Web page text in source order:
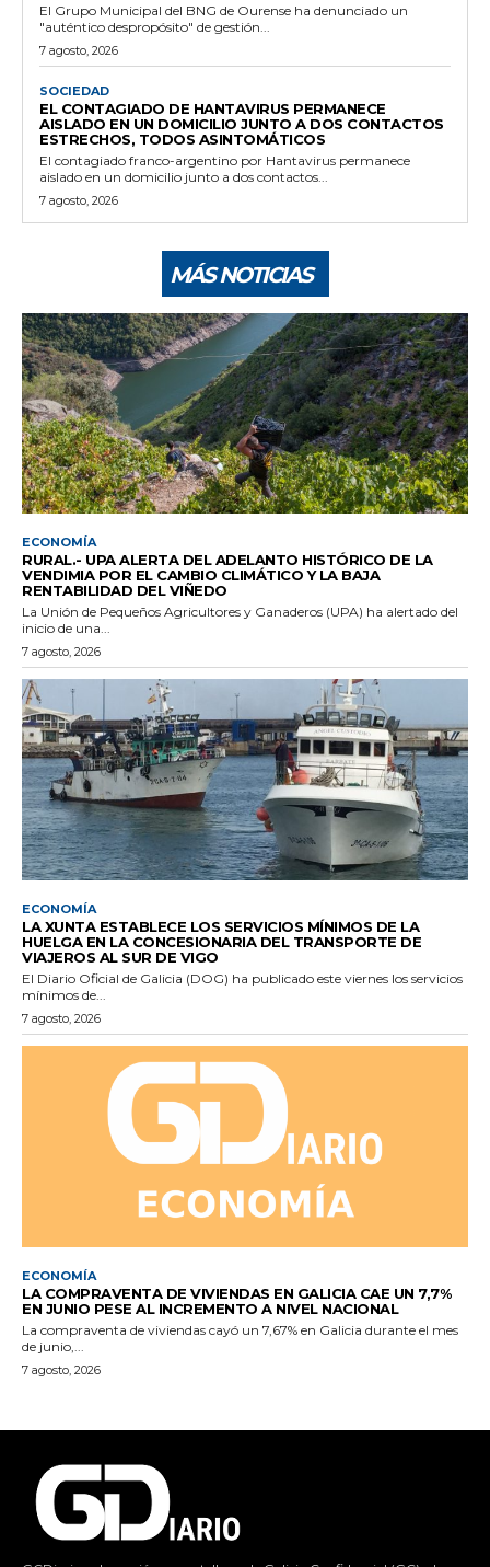
El Grupo Municipal del BNG de Ourense ha denunciado un
"auténtico despropósito" de gestión...
7 agosto, 2026
SOCIEDAD
EL CONTAGIADO DE HANTAVIRUS PERMANECE
AISLADO EN UN DOMICILIO JUNTO A DOS CONTACTOS
ESTRECHOS, TODOS ASINTOMÁTICOS
El contagiado franco-argentino por Hantavirus permanece
aislado en un domicilio junto a dos contactos...
7 agosto, 2026
MÁS NOTICIAS
ECONOMÍA
RURAL.- UPA ALERTA DEL ADELANTO HISTÓRICO DE LA
VENDIMIA POR EL CAMBIO CLIMÁTICO Y LA BAJA
RENTABILIDAD DEL VIÑEDO
La Unión de Pequeños Agricultores y Ganaderos (UPA) ha alertado del
inicio de una...
7 agosto, 2026
ECONOMÍA
LA XUNTA ESTABLECE LOS SERVICIOS MÍNIMOS DE LA
HUELGA EN LA CONCESIONARIA DEL TRANSPORTE DE
VIAJEROS AL SUR DE VIGO
El Diario Oficial de Galicia (DOG) ha publicado este viernes los servicios
mínimos de...
7 agosto, 2026
ECONOMÍA
LA COMPRAVENTA DE VIVIENDAS EN GALICIA CAE UN 7,7%
EN JUNIO PESE AL INCREMENTO A NIVEL NACIONAL
La compraventa de viviendas cayó un 7,67% en Galicia durante el mes
de junio,...
7 agosto, 2026